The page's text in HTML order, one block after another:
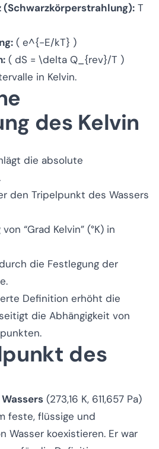
(Schwarzkörperstrahlung): T
( e^{-E/kT} )
( dS = \delta Q_{rev}/T )
in Kelvin.
des Kelvin
die absolute
den Tripelpunkt des Wassers
“Grad Kelvin” (°K) in
die Festlegung der
Definition erhöht die
die Abhängigkeit von
des
(273,16 K, 611,657 Pa)
feste, flüssige und
Wasser koexistieren. Er war